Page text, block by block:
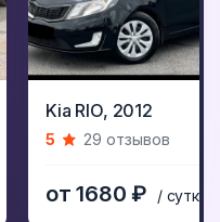
Kia RIO, 2012
5 29 отзывов
от 1680 ₽ / сутки